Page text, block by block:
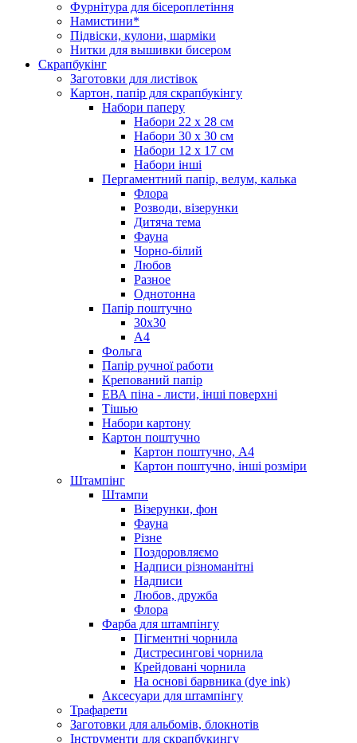
Фурнітура для бісероплетіння
Намистини*
Підвіски, кулони, шарміки
Нитки для вышивки бисером
Скрапбукінг
Заготовки для листівок
Картон, папір для скрапбукінгу
Набори паперу
Набори 22 х 28 см
Набори 30 х 30 см
Набори 12 х 17 см
Набори інші
Пергаментний папір, велум, калька
Флора
Розводи, візерунки
Дитяча тема
Фауна
Чорно-білий
Любов
Разное
Однотонна
Папір поштучно
30х30
А4
Фольга
Папір ручної работи
Крепований папір
ЕВА піна - листи, інші поверхні
Тішью
Набори картону
Картон поштучно
Картон поштучно, А4
Картон поштучно, інші розміри
Штампінг
Штампи
Візерунки, фон
Фауна
Різне
Поздоровляємо
Надписи різноманітні
Надписи
Любов, дружба
Флора
Фарба для штампінгу
Пігментні чорнила
Дистресингові чорнила
Крейдовані чорнила
На основі барвника (dye ink)
Аксесуари для штампінгу
Трафарети
Заготовки для альбомів, блокнотів
Інструменти для скрапбукингу